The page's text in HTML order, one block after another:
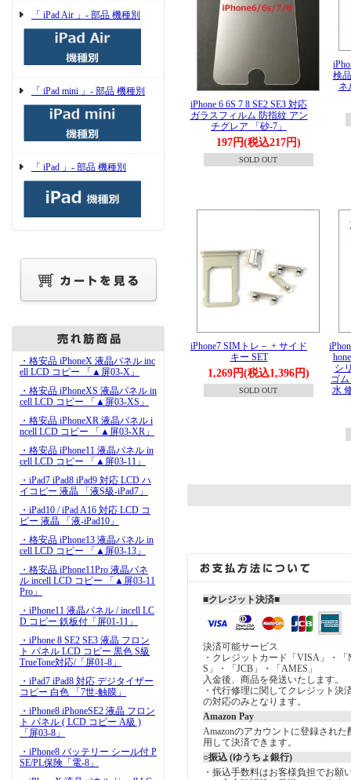
「 iPad Air 」- 部品 機種別
「 iPad mini 」- 部品 機種別
「 iPad 」- 部品 機種別
・格安品 iPhoneX 液晶パネル inc
ell LCD コピー 「▲屏03-X」
・格安品 iPhoneXS 液晶パネル in
cell LCD コピー 「▲屏03-XS」
・格安品 iPhoneXR 液晶パネル i
ncell LCD コピー 「▲屏03-XR」
・格安品 iPhone11 液晶パネル in
cell LCD コピー 「▲屏03-11」
・iPad7 iPad8 iPad9 対応 LCD ハ
イコピー 液晶 「液S級-iPad7」
・iPad10 / iPad A16 対応 LCD コ
ピー 液晶 「液-iPad10」
・格安品 iPhone13 液晶パネル in
cell LCD コピー 「▲屏03-13」
・格安品 iPhone11Pro 液晶パネ
ル incell LCD コピー 「▲屏03-11
Pro」
・iPhone11 液晶パネル / incell LC
D コピー 鉄板付「屏01-11」
・iPhone 8 SE2 SE3 液晶 フロン
ト パネル LCD コピー 黒色 S級
TrueTone対応/「屏01-8」
・iPad7 iPad8 対応 デジタイザー
コピー 白色 「7世-触膜」
・iPhone8 iPhoneSE2 液晶 フロン
ト パネル ( LCD コピー A級 )
「屏03-8」
・iPhone8 バッテリー シール付 P
SE/PL保険「電-8」
iPhone 6 6S 7 8 SE2 SE3 対応
ガラスフィルム 防指紋 アン
チグレア 「砂-7」
197円(税込217円)
SOLD OUT
検
ネ
iPhone7 SIMトレ－ + サイド
キー SET
1,269円(税込1,396円)
SOLD OUT
シ
ゴ
水
■クレジット決済■
決済可能サービス
・クレジットカード「VISA」・「
S」・「JCB」・「AMES」
入金後、商品を発送いたします。
・代行修理に関してクレジット決
の対応のみとなります。
Amazon Pay
Amazonのアカウントに登録され
用して決済できます。
○振込 (ゆうちょ銀行)
・振込手数料はお客様負担でお願